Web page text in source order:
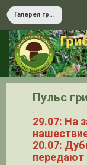
Галерея грибов
Пульс
.
29.07: На
20.07:
передают